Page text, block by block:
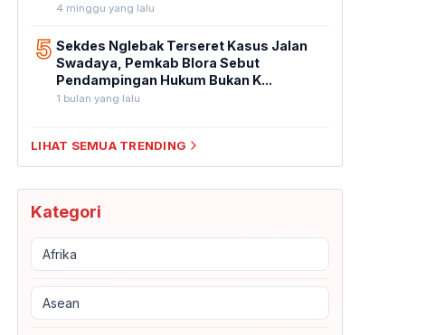
4 minggu yang lalu
5 Sekdes Nglebak Terseret Kasus Jalan
Swadaya, Pemkab Blora Sebut
Pendampingan Hukum Bukan K...
1 bulan yang lalu
LIHAT SEMUA TRENDING
Kategori
Afrika
Asean